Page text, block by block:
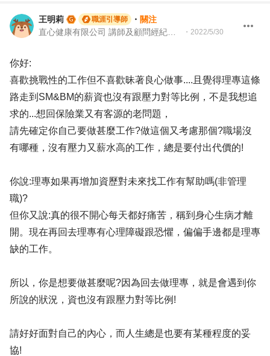
王明莉 職涯引導師 ・ 關注
・ 2022/5/30
你好:
喜歡挑戰性的工作但不喜歡昧著良心做事....且覺得理專這條
路走到SM&BM的薪資也沒有跟壓力對等比例，不是我想追
求的...想回保險業又有客源的老問題，
請先確定你自己要做甚麼工作?做這個又考慮那個?職場沒
有哪種，沒有壓力又薪水高的工作，總是要付出代價的!
你說:理專如果再增加資歷對未來找工作有幫助嗎(非管理
職)?
但你又說:真的很不開心每天都好痛苦，稱到身心生病才離
開。現在再回去理專有心理障礙跟恐懼，偏偏手邊都是理專
缺的工作。
所以，你是想要做甚麼呢?因為回去做理專，就是會遇到你
所說的狀況，資也沒有跟壓力對等比例!
請好好面對自己的內心，而人生總是也要有某種程度的妥
協!